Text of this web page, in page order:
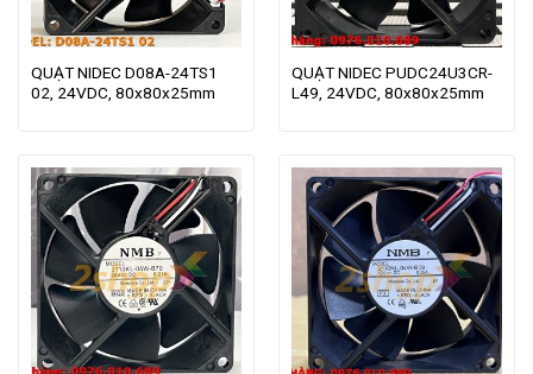
QUẠT NIDEC D08A-24TS1
02, 24VDC, 80x80x25mm
QUẠT NIDEC PUDC24U3CR-
L49, 24VDC, 80x80x25mm